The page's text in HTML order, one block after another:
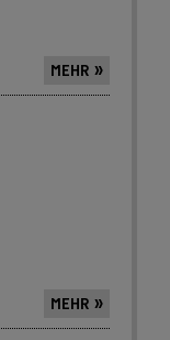
MEHR »
MEHR »